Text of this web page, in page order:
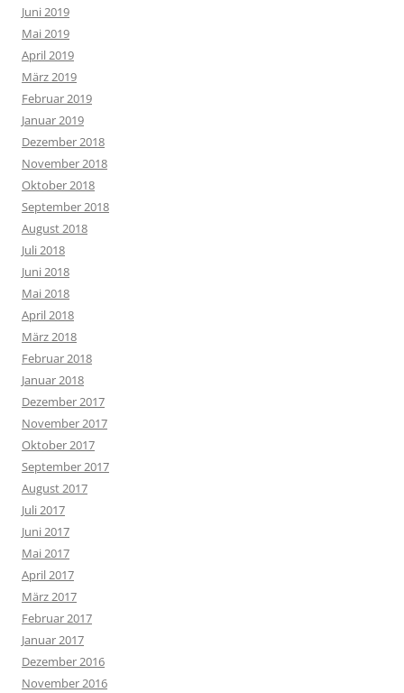
Juni 2019
Mai 2019
April 2019
März 2019
Februar 2019
Januar 2019
Dezember 2018
November 2018
Oktober 2018
September 2018
August 2018
Juli 2018
Juni 2018
Mai 2018
April 2018
März 2018
Februar 2018
Januar 2018
Dezember 2017
November 2017
Oktober 2017
September 2017
August 2017
Juli 2017
Juni 2017
Mai 2017
April 2017
März 2017
Februar 2017
Januar 2017
Dezember 2016
November 2016